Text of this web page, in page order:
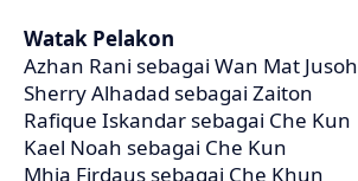
Watak Pelakon
Azhan Rani sebagai Wan Mat Jusoh
Sherry Alhadad sebagai Zaiton
Rafique Iskandar sebagai Che Kun
Kael Noah sebagai Che Kun
Mhia Firdaus sebagai Che Khun